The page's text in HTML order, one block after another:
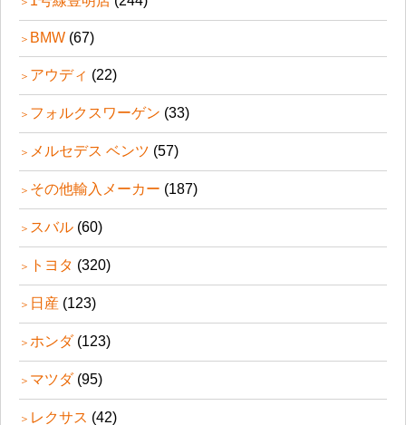
BMW (67)
アウディ (22)
フォルクスワーゲン (33)
メルセデス ベンツ (57)
その他輸入メーカー (187)
スバル (60)
トヨタ (320)
日産 (123)
ホンダ(123)
マツダ(95)
レクサス (42)